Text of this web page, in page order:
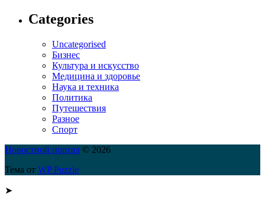
Categories
Uncategorised
Бизнес
Культура и искусство
Медицина и здоровье
Наука и техника
Политика
Путешествия
Разное
Спорт
Новостной портал © 2026
Тема от WP Puzzle
➤